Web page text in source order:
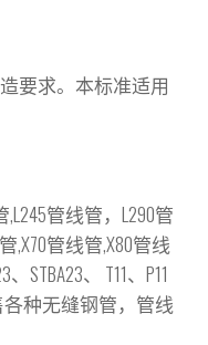
要求。本标准适用
管线管，L290管
,X70管线管,X80管线
STBA23、 T11、P11
售各种无缝钢管，管线